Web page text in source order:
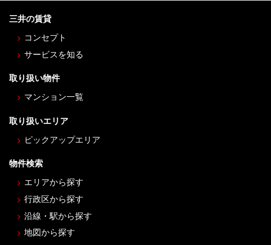
三井の賃貸
コンセプト
サービスを知る
取り扱い物件
マンション一覧
取り扱いエリア
ピックアップエリア
物件検索
エリアから探す
行政区から探す
沿線・駅から探す
地図から探す